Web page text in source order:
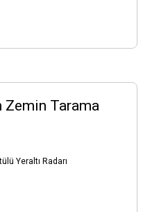
Zemin Tarama
Yeraltı Radarı